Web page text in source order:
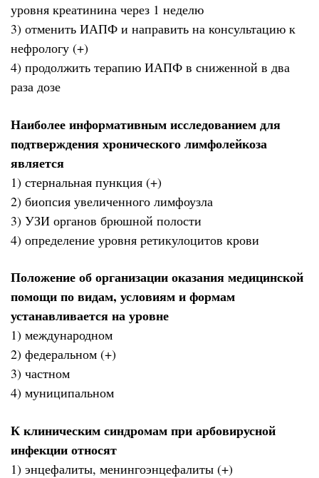
уровня креатинина через 1 неделю
3) отменить ИАПФ и направить на консультацию к
нефрологу (+)
4) продолжить терапию ИАПФ в сниженной в два
раза дозе
Наиболее информативным исследованием для
подтверждения хронического лимфолейкоза
является
1) стернальная пункция (+)
2) биопсия увеличенного лимфоузла
3) УЗИ органов брюшной полости
4) определение уровня ретикулоцитов крови
Положение об организации оказания медицинской
помощи по видам, условиям и формам
устанавливается на уровне
1) международном
2) федеральном (+)
3) частном
4) муниципальном
К клиническим синдромам при арбовирусной
инфекции относят
1) энцефалиты, менингоэнцефалиты (+)